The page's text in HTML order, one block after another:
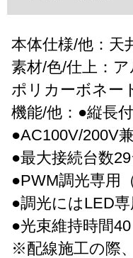
本体仕様/他：天
素材/色/仕上：
ポリカーボネー
機能/他：●縦長
●AC100V/200V
●最大接続台数
●PWM調光専用
●調光にはLED
●光束維持時間
※配線施工の際